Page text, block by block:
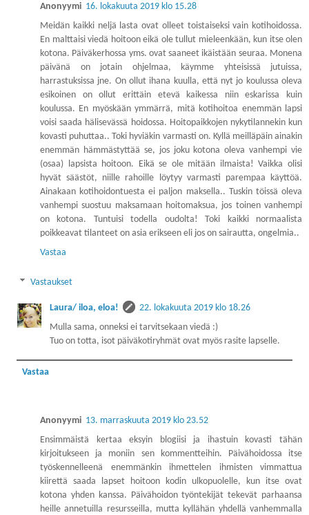
Anonyymi 16. lokakuuta 2019 klo 15.28
Meidän kaikki neljä lasta ovat olleet toistaiseksi vain kotihoidossa.
En malttaisi viedä hoitoon eikä ole tullut mieleenkään, kun itse olen
kotona. Päiväkerhossa yms. ovat saaneet ikäistään seuraa. Monena
päivänä on jotain ohjelmaa, käymme yhteisissä jutuissa,
harrastuksissa jne. On ollut ihana kuulla, että nyt jo koulussa oleva
esikoinen on ollut erittäin etevä kaikessa niin eskarissa kuin
koulussa. En myöskään ymmärrä, mitä kotihoitoa enemmän lapsi
voisi saada hälisevässä hoidossa. Hoitopaikkojen nykytilannekin kun
kovasti puhuttaa.. Toki hyviäkin varmasti on. Kyllä meilläpäin ainakin
enemmän hämmästyttää se, jos joku kotona oleva vanhempi vie
(osaa) lapsista hoitoon. Eikä se ole mitään ilmaista! Vaikka olisi
hyvät säästöt, niille rahoille löytyy varmasti parempaa käyttöä.
Ainakaan kotihoidontuesta ei paljon maksella.. Tuskin töissä oleva
vanhempi suostuu maksamaan hoitomaksua, jos toinen vanhempi
on kotona. Tuntuisi todella oudolta! Toki kaikki normaalista
poikkeavat tilanteet on asia erikseen eli jos on sairautta, ongelmia..
Vastaa
Vastaukset
Laura/ iloa, eloa!
22. lokakuuta 2019 klo 18.26
Mulla sama, onneksi ei tarvitsekaan viedä :)
Tuo on totta, isot päiväkotiryhmät ovat myös rasite lapselle.
Vastaa
Anonyymi 13. marraskuuta 2019 klo 23.52
Ensimmäistä kertaa eksyin blogiisi ja ihastuin kovasti tähän
kirjoitukseen ja moniin sen kommentteihin. Päivähoidossa itse
työskennelleenä enemmänkin ihmettelen ihmisten vimmattua
kiirettä saada lapset hoitoon kodin ulkopuolelle, kun itse ovat
kotona yhden kanssa. Päivähoidon työntekijät tekevät parhaansa
heille annetuilla resursseilla, mutta kyllähän yhdellä vanhemmalla